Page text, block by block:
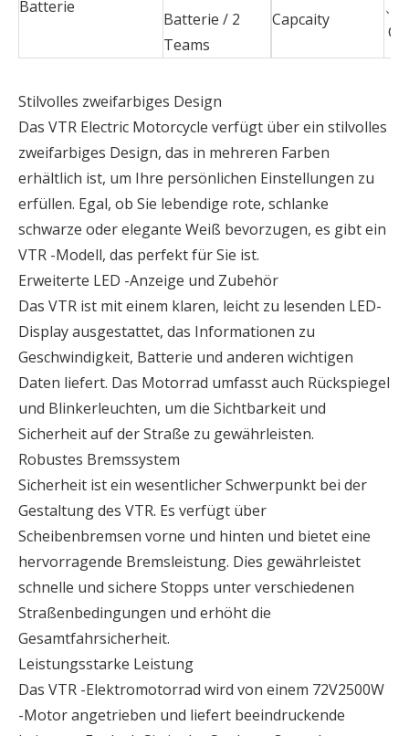
Batterie
Batterie / 2
Teams
Capcaity
、
Stilvolles zweifarbiges Design
Das VTR Electric Motorcycle verfügt über ein stilvolles
zweifarbiges Design, das in mehreren Farben
erhältlich ist, um Ihre persönlichen Einstellungen zu
erfüllen. Egal, ob Sie lebendige rote, schlanke
schwarze oder elegante Weiß bevorzugen, es gibt ein
VTR -Modell, das perfekt für Sie ist.
Erweiterte LED -Anzeige und Zubehör
Das VTR ist mit einem klaren, leicht zu lesenden LED-
Display ausgestattet, das Informationen zu
Geschwindigkeit, Batterie und anderen wichtigen
Daten liefert. Das Motorrad umfasst auch Rückspiegel
und Blinkerleuchten, um die Sichtbarkeit und
Sicherheit auf der Straße zu gewährleisten.
Robustes Bremssystem
Sicherheit ist ein wesentlicher Schwerpunkt bei der
Gestaltung des VTR. Es verfügt über
Scheibenbremsen vorne und hinten und bietet eine
hervorragende Bremsleistung. Dies gewährleistet
schnelle und sichere Stopps unter verschiedenen
Straßenbedingungen und erhöht die
Gesamtfahrsicherheit.
Leistungsstarke Leistung
Das VTR -Elektromotorrad wird von einem 72V2500W
-Motor angetrieben und liefert beeindruckende